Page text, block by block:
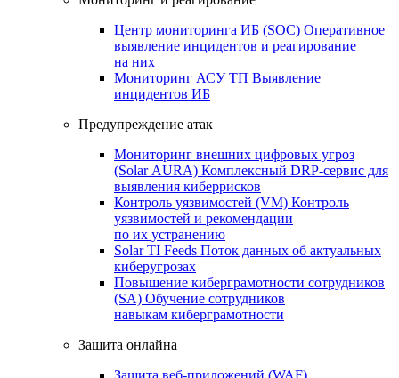
Центр мониторинга ИБ (SOC) Оперативное
выявление инцидентов и реагирование
на них
Мониторинг АСУ ТП Выявление
инцидентов ИБ
Предупреждение атак
Мониторинг внешних цифровых угроз
(Solar AURA) Комплексный DRP-сервис для
выявления киберрисков
Контроль уязвимостей (VM) Контроль
уязвимостей и рекомендации
по их устранению
Solar TI Feeds Поток данных об актуальных
киберугрозах
Повышение киберграмотности сотрудников
(SA) Обучение сотрудников
навыкам киберграмотности
Защита онлайна
Защита веб-приложений (WAF)